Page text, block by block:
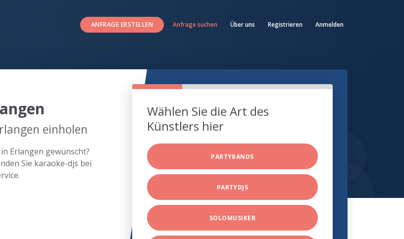
ANFRAGE ERSTELLEN Anfrage suchen Über uns Registrieren Anmelden
einholen
Erlangen gewünscht?
Sie karaoke-djs bei
Wählen Sie die Art des
Künstlers hier
PARTYBANDS
PARTYDJS
SOLOMUSIKER